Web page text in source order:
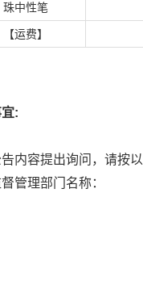
珠中性笔
【运费】
:
内容提出询问，请按
管理部门名称：